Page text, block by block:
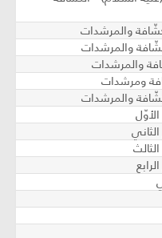
والمرشدات
والمرشدات
والمرشدات
ومرشدات
والمرشدات